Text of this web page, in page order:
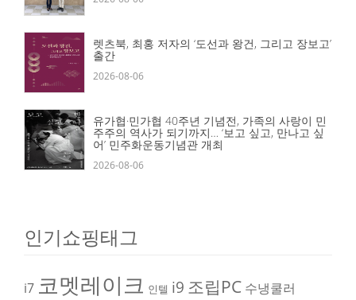
렛츠북, 최홍 저자의 ‘도선과 왕건, 그리고 장보고’
출간
2026-08-06
유가협·민가협 40주년 기념전, 가족의 사랑이 민
주주의 역사가 되기까지… ‘보고 싶고, 만나고 싶
어’ 민주화운동기념관 개최
2026-08-06
인기쇼핑태그
i7 코멧레이크 인텔 i9 조립PC 수냉쿨러